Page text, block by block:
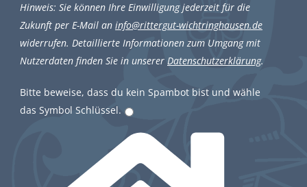
Hinweis: Sie können Ihre Einwilligung jederzeit für die
Zukunft per E-Mail an info@rittergut-wichtringhausen.de
widerrufen. Detaillierte Informationen zum Umgang mit
Nutzerdaten finden Sie in unserer Datenschutzerklärung.
Bitte beweise, dass du kein Spambot bist und wähle
das Symbol Schlüssel.